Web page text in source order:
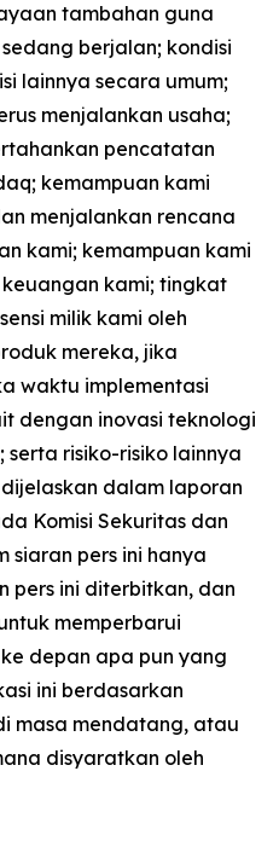
tambahan guna
berjalan; kondisi
lainnya secara umum;
menjalankan usaha;
pencatatan
kemampuan kami
menjalankan rencana
kami; kemampuan kami
kami; tingkat
milik kami oleh
mereka, jika
waktu implementasi
dengan inovasi teknologi
risiko-risiko lainnya
dalam laporan
Komisi Sekuritas dan
siaran pers ini hanya
pers ini diterbitkan, dan
memperbarui
depan apa pun yang
ini berdasarkan
masa mendatang, atau
disyaratkan oleh